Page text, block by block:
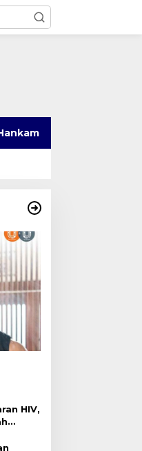
HIV,